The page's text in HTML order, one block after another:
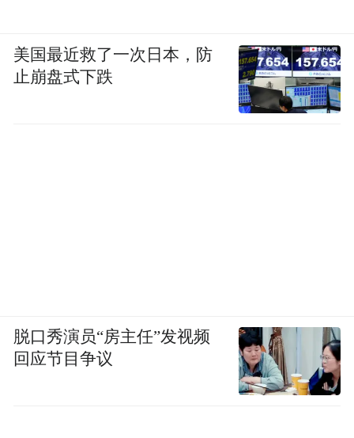
美国最近救了一次日本，防
止崩盘式下跌
脱口秀演员“房主任”发视频
回应节目争议